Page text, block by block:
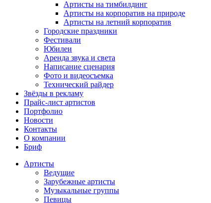
Артисты на тимбилдинг
Артисты на корпоратив на природе
Артисты на летний корпоратив
Городские праздники
Фестивали
Юбилеи
Аренда звука и света
Написание сценария
Фото и видеосъемка
Технический райдер
Звёзды в рекламу
Прайс-лист артистов
Портфолио
Новости
Контакты
О компании
Бриф
Артисты
Ведущие
Зарубежные артисты
Музыкальные группы
Певицы